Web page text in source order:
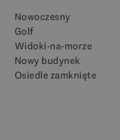
Nowoczesny
Golf
Widoki-na-morze
Nowy budynek
Osiedle zamknięte